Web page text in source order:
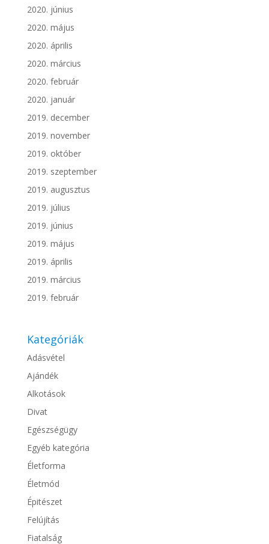
2020. június
2020. május
2020. április
2020. március
2020. február
2020. január
2019. december
2019. november
2019. október
2019. szeptember
2019. augusztus
2019. július
2019. június
2019. május
2019. április
2019. március
2019. február
Kategóriák
Adásvétel
Ajándék
Alkotások
Divat
Egészségügy
Egyéb kategória
Életforma
Életmód
Épitészet
Felújítás
Fiatalság